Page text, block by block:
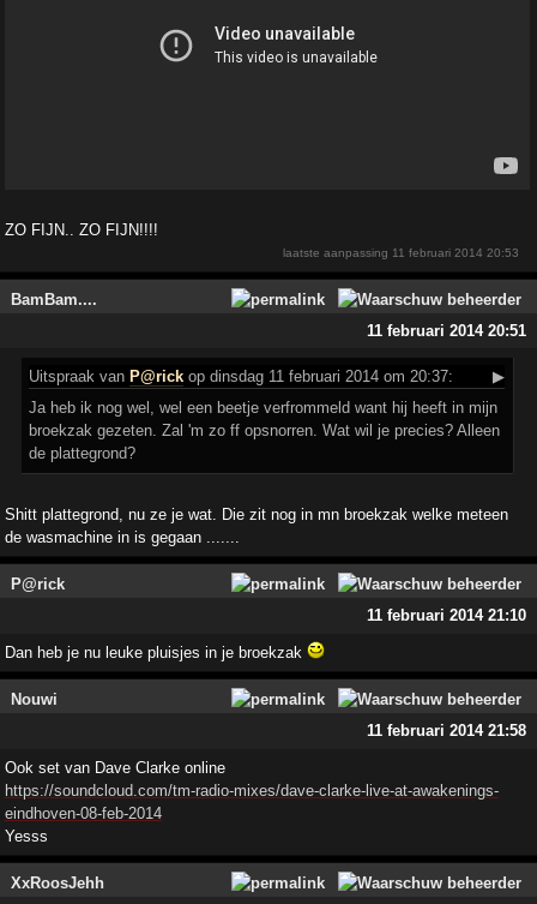
ZO FIJN.. ZO FIJN!!!!
laatste aanpassing 11 februari 2014 20:53
BamBam....
11 februari 2014 20:51
Uitspraak van P@rick op dinsdag 11 februari 2014 om 20:37:
▶
Ja heb ik nog wel, wel een beetje verfrommeld want hij heeft in mijn
broekzak gezeten. Zal 'm zo ff opsnorren. Wat wil je precies? Alleen
de plattegrond?
Shitt plattegrond, nu ze je wat. Die zit nog in mn broekzak welke meteen
de wasmachine in is gegaan .......
P@rick
11 februari 2014 21:10
Dan heb je nu leuke pluisjes in je broekzak
Nouwi
11 februari 2014 21:58
Ook set van Dave Clarke online
https://soundcloud.com/tm-radio-mixes/dave-clarke-live-at-awakenings-
eindhoven-08-feb-2014
Yesss
XxRoosJehh